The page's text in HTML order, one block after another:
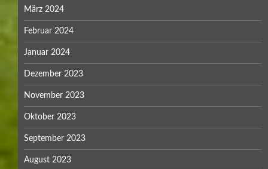
März 2024
Februar 2024
Januar 2024
Dezember 2023
November 2023
Oktober 2023
September 2023
August 2023